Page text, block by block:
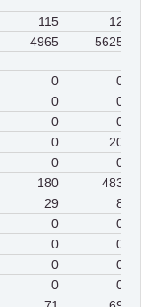
115
12
4965
5625
0
0
0
0
0
0
0
20
0
0
180
483
29
8
0
0
0
0
0
0
0
0